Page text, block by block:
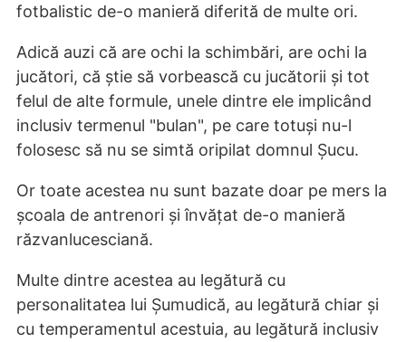
fotbalistic de-o manieră diferită de multe ori.
Adică auzi că are ochi la schimbări, are ochi la
jucători, că știe să vorbească cu jucătorii și tot
felul de alte formule, unele dintre ele implicând
inclusiv termenul "bulan", pe care totuși nu-l
folosesc să nu se simtă oripilat domnul Șucu.
Or toate acestea nu sunt bazate doar pe mers la
școala de antrenori și învățat de-o manieră
răzvanlucesciană.
Multe dintre acestea au legătură cu
personalitatea lui Șumudică, au legătură chiar și
cu temperamentul acestuia, au legătură inclusiv